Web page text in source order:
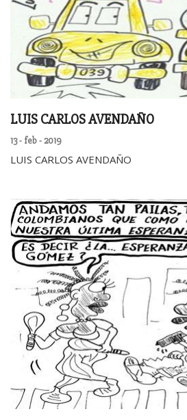
LUIS CARLOS AVENDAÑO
13 - feb - 2019
LUIS CARLOS AVENDAÑO